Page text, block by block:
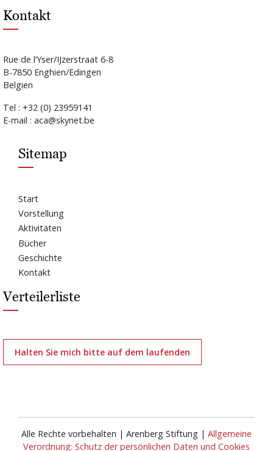
Kontakt
Rue de l’Yser/IJzerstraat 6-8
B-7850 Enghien/Edingen
Belgien
Tel : +32 (0) 23959141
E-mail : aca@skynet.be
Sitemap
Start
Vorstellung
Aktivitäten
Bücher
Geschichte
Kontakt
Verteilerliste
Halten Sie mich bitte auf dem laufenden
Alle Rechte vorbehalten | Arenberg Stiftung | Allgemeine
Verordnung: Schutz der persönlichen Daten und Cookies